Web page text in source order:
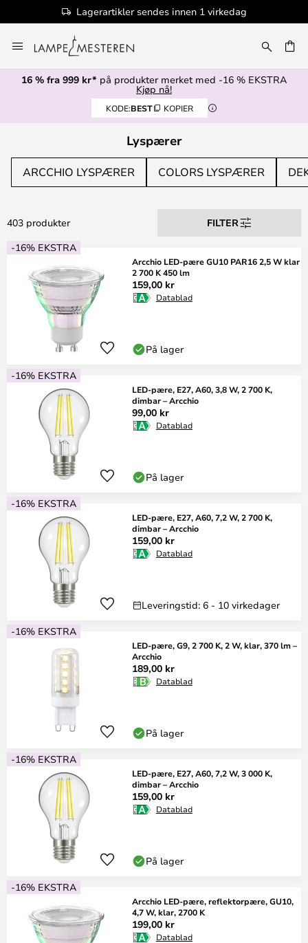
100+ designmerker
til
innhold
16 % fra 999 kr* på produkter merket med -16 % EKSTRA
Kjøp nå!
KODE:BEST KOPIER
Lyspærer
ARCCHIO LYSPÆRER COLORS LYSPÆRER
403 produkter
FILTER
-16% EKSTRA
Arcchio LED-pære GU10 PAR16 2,5 W klar
2 700 K 450 lm
159,00 kr
Datablad
På lager
-16% EKSTRA
LED-pære, E27, A60, 3,8 W, 2 700 K,
dimbar – Arcchio
99,00 kr
Datablad
På lager
-16% EKSTRA
LED-pære, E27, A60, 7,2 W, 2 700 K,
dimbar – Arcchio
159,00 kr
Datablad
Leveringstid: 6 - 10 virkedager
-16% EKSTRA
LED-pære, G9, 2 700 K, 2 W, klar, 370 lm –
Arcchio
189,00 kr
Datablad
På lager
-16% EKSTRA
LED-pære, E27, A60, 7,2 W, 3 000 K,
dimbar – Arcchio
159,00 kr
Datablad
På lager
-16% EKSTRA
Arcchio LED-pære, reflektorpære, GU10,
4,7 W, klar, 2700 K
199,00 kr
Datablad